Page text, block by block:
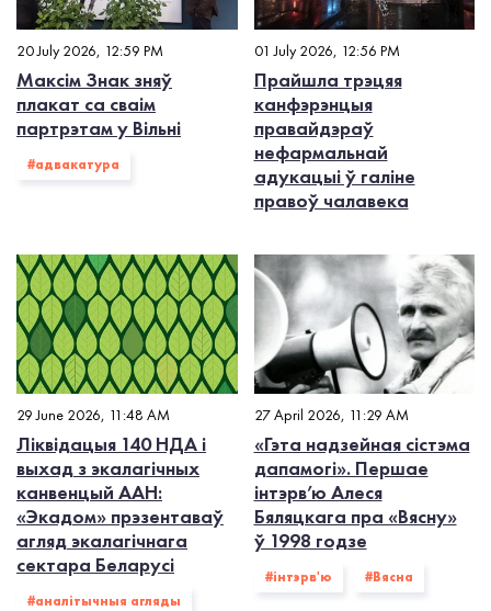
20 July 2026, 12:59 PM
Максім Знак зняў
плакат са сваім
партрэтам у Вільні
#адвакатура
01 July 2026, 12:56 PM
Прайшла трэцяя
канфэрэнцыя
правайдэраў
нефармальнай
адукацыі ў галіне
правоў чалавека
29 June 2026, 11:48 AM
Ліквідацыя 140 НДА і
выхад з экалагiчных
канвенцый ААН:
«Экадом» прэзентаваў
агляд экалагічнага
сектара Беларусі
#аналітычныя агляды
27 April 2026, 11:29 AM
«Гэта надзейная сістэма
дапамогі». Першае
інтэрв’ю Алеся
Бяляцкага пра «Вясну»
ў 1998 годзе
#інтэрв'ю #Вясна